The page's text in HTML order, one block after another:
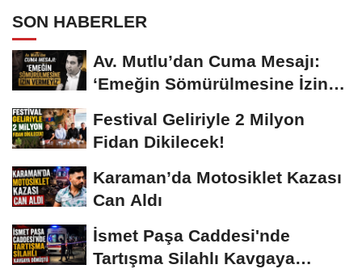
SON HABERLER
Av. Mutlu’dan Cuma Mesajı:
‘Emeğin Sömürülmesine İzin
Festival Geliriyle 2 Milyon
Fidan Dikilecek!
Karaman’da Motosiklet Kazası
Can Aldı
İsmet Paşa Caddesi'nde
Tartışma Silahlı Kavgaya